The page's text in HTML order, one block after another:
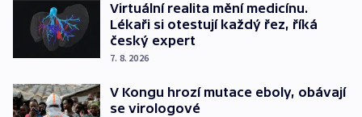
Virtuální realita mění medicínu.
Lékaři si otestují každý řez, říká
český expert
7. 8. 2026
V Kongu hrozí mutace eboly, obávají
se virologové